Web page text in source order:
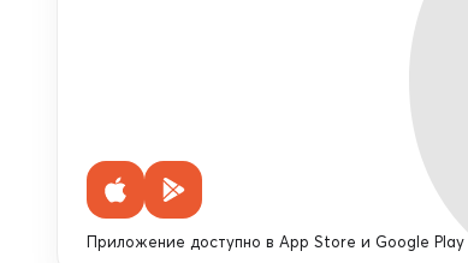
Приложение доступно в App Store и Google Play